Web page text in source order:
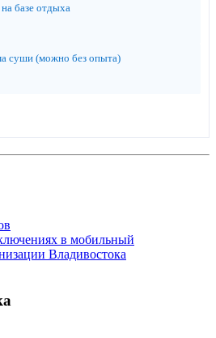
базе отдыха
суши (можно без опыта)
в мобильный
Владивостока